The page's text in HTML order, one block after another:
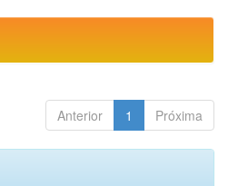
Anterior 1 Próxima